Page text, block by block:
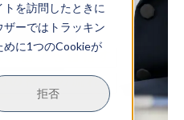
を訪問したときに
ーではトラッキン
めに1つのCookieが
拒否